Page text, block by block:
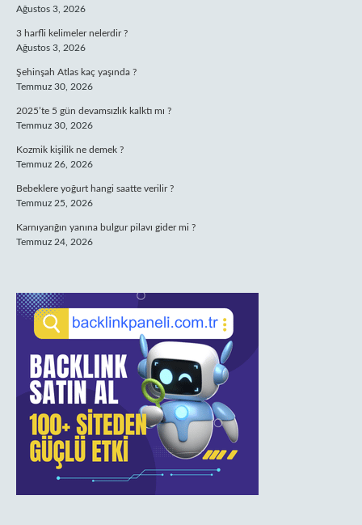
Ağustos 3, 2026
3 harfli kelimeler nelerdir ?
Ağustos 3, 2026
Şehinşah Atlas kaç yaşında ?
Temmuz 30, 2026
2025’te 5 gün devamsızlık kalktı mı ?
Temmuz 30, 2026
Kozmik kişilik ne demek ?
Temmuz 26, 2026
Bebeklere yoğurt hangi saatte verilir ?
Temmuz 25, 2026
Karnıyarığın yanına bulgur pilavı gider mi ?
Temmuz 24, 2026